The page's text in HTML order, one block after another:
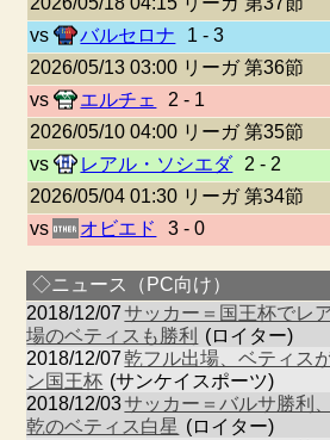
vs
バルセロナ
1 - 3
2026/05/13 03:00 リーガ 第36節
vs
エルチェ
2 - 1
2026/05/10 04:00 リーガ 第35節
vs
レアル・ソシエダ
2 - 2
2026/05/04 01:30 リーガ 第34節
vs
オビエド 3 - 0
◇ニュース（PC向け）
2018/12/07 サッカー＝国王杯でレ
場のベティスも勝利
(ロイター)
2018/12/07 乾フル出場、ベティス
ン国王杯 (サンケイスポーツ)
2018/12/03サッカー＝バルサ勝利
乾のベティス白星 (ロイター)